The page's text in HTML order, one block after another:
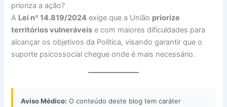
prioriza a ação?
A Lei nº 14.819/2024 exige que a União priorize
territórios vulneráveis e com maiores dificuldades para
alcançar os objetivos da Política, visando garantir que o
suporte psicossocial chegue onde é mais necessário.
Aviso Médico: O conteúdo deste blog tem caráter